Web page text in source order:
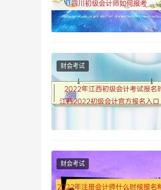
建议你百度搜索一下“湖南会
所在地的注册会计师协会等指
择的。注册会计师以你最后
要在另一个地方参加考试，
息。
首次报名如果您在乌鲁木齐
考试范围：只考注册会计师
书。
财会考试
财会考试